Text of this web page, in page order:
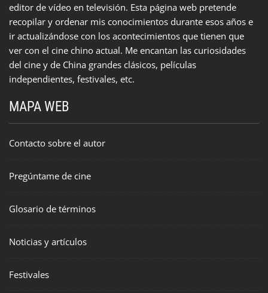
editor de vídeo en televisión. Esta página web pretende
recopilar y ordenar mis conocimientos durante esos años e
ir actualizándose con los acontecimientos que tienen que
ver con el cine chino actual. Me encantan las curiosidades
del cine y de China grandes clásicos, películas
independientes, festivales, etc.
MAPA WEB
Contacto sobre el autor
Pregúntame de cine
Glosario de términos
Noticias y artículos
Festivales